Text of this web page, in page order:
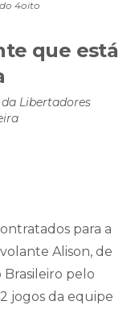
4oito
que está
Libertadores
para a
Alison, de
Brasileiro pelo
jogos da equipe